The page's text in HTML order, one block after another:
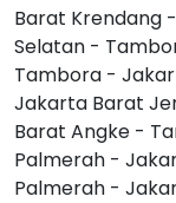
Barat Krendang
Selatan -
Tambora -
Jakarta Barat
Barat Angke -
Palmerah -
Palmerah -